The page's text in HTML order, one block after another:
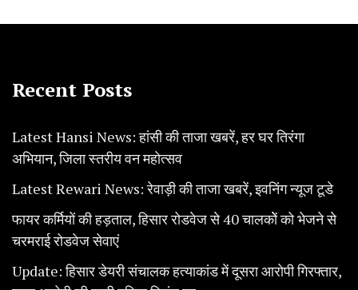
Recent Posts
Latest Hansi News: हांसी की ताजा खबरें, हर घर तिरंगा
अभियान, जिला स्तरीय वन महोत्सव
Latest Rewari News: रेवाड़ी की ताजा खबरें, इवनिंग न्यूज टूडे
फायर कर्मियों की हड़ताल, हिसार रोडवेज से 40 चालकोें को भेजने से
चरमराई रोडवेज सेवाएं
Update: हिसार डेयरी संचालक हत्याकांड में दूसरा आरोपी गिरफ्तार,